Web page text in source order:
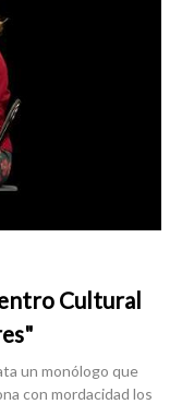
Cultural
un monólogo que
con mordacidad los